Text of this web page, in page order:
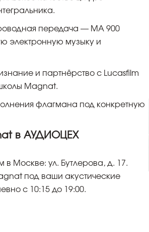
передача — MA 900
электронную музыку и
и партнёрство с Lucasfilm
Magnat.
флагмана под конкретную
в АУДИОЦЕХ
Москве: ул. Бутлерова, д. 17.
под ваши акустические
с 10:15 до 19:00.